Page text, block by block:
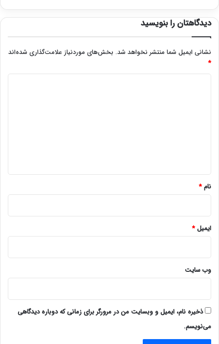
دیدگاهتان را بنویسید
نشانی ایمیل شما منتشر نخواهد شد. بخش‌های موردنیاز علامت‌گذاری شده‌اند
*
نام*
ایمیل*
وب‌ سایت
ذخیره نام، ایمیل و وبسایت من در مرورگر برای زمانی که دوباره دیدگاهی
می‌نویسم.